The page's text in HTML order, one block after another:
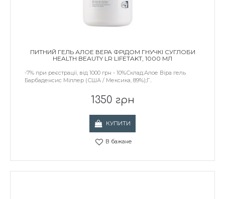
ПИТНИЙ ГЕЛЬ АЛОЕ ВЕРА ФРІДОМ ГНУЧКІ СУГЛОБИ
HEALTH BEAUTY LR LIFETAKT, 1000 МЛ
-7% при реєстрації, від 1000 грн - 10%Склад:Алое Віра гель
Барбаденсис Міллер (США / Мексика, 89%);Г..
1350 грн
КУПИТИ
В бажане